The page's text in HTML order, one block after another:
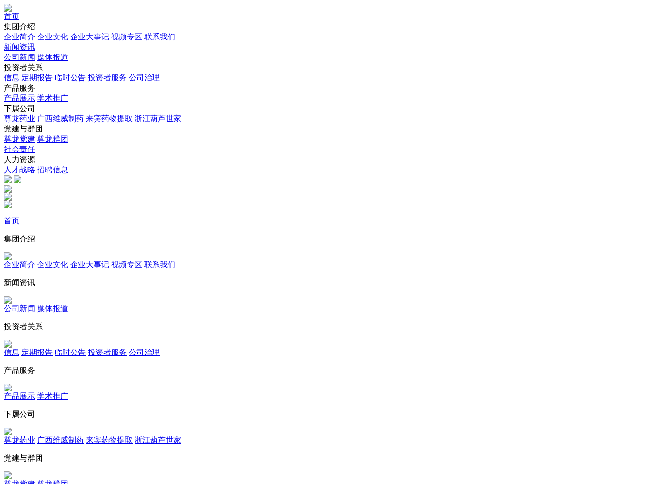
首页
集团介绍
企业简介 企业文化 企业⼤事记 视频专区 联系我们
新闻资讯
公司新闻 媒体报道
投资者关系
信息 定期报告 临时公告 投资者服务 公司治理
产品服务
产品展示 学术推广
下属公司
尊龙药业 广西维威制药 来宾药物提取 浙江葫芦世家
党建与群团
尊龙党建 尊龙群团
社会责任
人力资源
人才战略 招聘信息
首页
集团介绍
企业简介 企业文化 企业⼤事记 视频专区 联系我们
新闻资讯
公司新闻 媒体报道
投资者关系
信息 定期报告 临时公告 投资者服务 公司治理
产品服务
产品展示 学术推广
下属公司
尊龙药业 广西维威制药 来宾药物提取 浙江葫芦世家
党建与群团